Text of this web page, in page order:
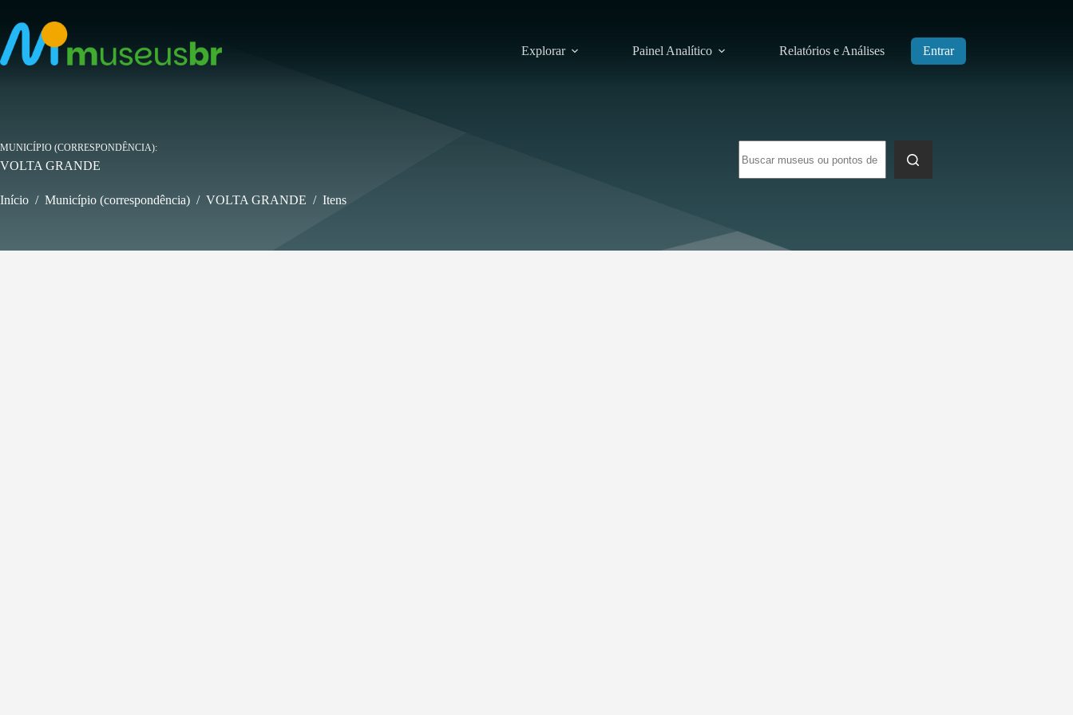
para
conteúdo
Explorar Painel Analítico Relatórios e Análises Entrar
resultados
MUNICÍPIO (CORRESPONDÊNCIA)
VOLTA GRANDE
Início / Município (correspondência) / VOLTA GRANDE / Itens